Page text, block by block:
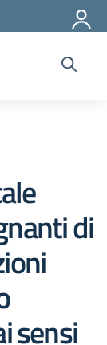
di
sensi